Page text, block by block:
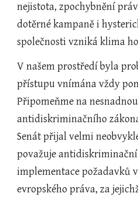
nejistota, zpochybnění
dotěrné kampaně i
společnosti vzniká klima
V našem prostředí byla
přístupu vnímána vždy
Připomeňme na
antidiskriminačního
Senát přijal velmi
považuje
implementace požadavků
evropského práva, za